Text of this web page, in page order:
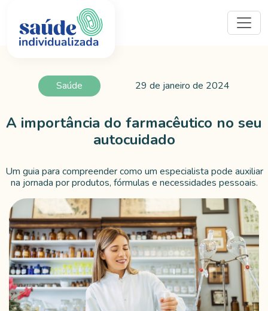
Saúde 29 de janeiro de 2024
A importância do farmacêutico no seu
autocuidado
Um guia para compreender como um especialista pode auxiliar
na jornada por produtos, fórmulas e necessidades pessoais.